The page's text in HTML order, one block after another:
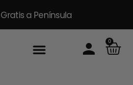
a Península
0